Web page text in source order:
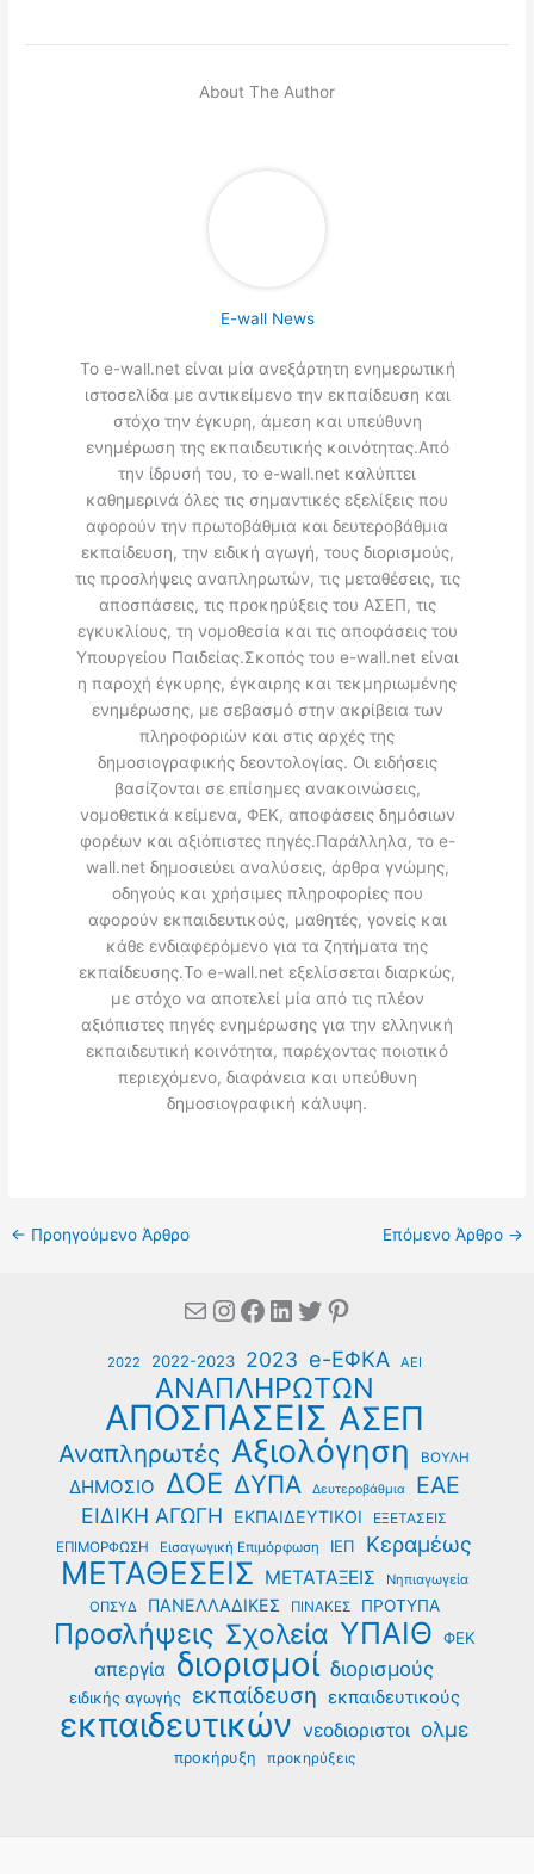
About The Author
E-wall News
Το e-wall.net είναι μία ανεξάρτητη ενημερωτική
ιστοσελίδα με αντικείμενο την εκπαίδευση και
στόχο την έγκυρη, άμεση και υπεύθυνη
ενημέρωση της εκπαιδευτικής κοινότητας.Από
την ίδρυσή του, το e-wall.net καλύπτει
καθημερινά όλες τις σημαντικές εξελίξεις που
αφορούν την πρωτοβάθμια και δευτεροβάθμια
εκπαίδευση, την ειδική αγωγή, τους διορισμούς,
τις προσλήψεις αναπληρωτών, τις μεταθέσεις, τις
αποσπάσεις, τις προκηρύξεις του ΑΣΕΠ, τις
εγκυκλίους, τη νομοθεσία και τις αποφάσεις του
Υπουργείου Παιδείας.Σκοπός του e-wall.net είναι
η παροχή έγκυρης, έγκαιρης και τεκμηριωμένης
ενημέρωσης, με σεβασμό στην ακρίβεια των
πληροφοριών και στις αρχές της
δημοσιογραφικής δεοντολογίας. Οι ειδήσεις
βασίζονται σε επίσημες ανακοινώσεις,
νομοθετικά κείμενα, ΦΕΚ, αποφάσεις δημόσιων
φορέων και αξιόπιστες πηγές.Παράλληλα, το e-
wall.net δημοσιεύει αναλύσεις, άρθρα γνώμης,
οδηγούς και χρήσιμες πληροφορίες που
αφορούν εκπαιδευτικούς, μαθητές, γονείς και
κάθε ενδιαφερόμενο για τα ζητήματα της
εκπαίδευσης.Το e-wall.net εξελίσσεται διαρκώς,
με στόχο να αποτελεί μία από τις πλέον
αξιόπιστες πηγές ενημέρωσης για την ελληνική
εκπαιδευτική κοινότητα, παρέχοντας ποιοτικό
περιεχόμενο, διαφάνεια και υπεύθυνη
δημοσιογραφική κάλυψη.
← Προηγούμενο Άρθρο Επόμενο Άρθρο →
MailInstagram
Facebook
Linkedin
Twitter
Pinterest
2022 2022-2023 2023 e-ΕΦΚΑ ΑΕΙ
ΑΝΑΠΛΗΡΩΤΩΝ
ΑΠΟΣΠΑΣΕΙΣ ΑΣΕΠ
Αναπληρωτές Αξιολόγηση ΒΟΥΛΗ
ΔΗΜΟΣΙΟ ΔΟΕ ΔΥΠΑ Δευτεροβάθμια ΕΑΕ
ΕΙΔΙΚΗ ΑΓΩΓΗ ΕΚΠΑΙΔΕΥΤΙΚΟΙ ΕΞΕΤΑΣΕΙΣ
ΕΠΙΜΟΡΦΩΣΗ Εισαγωγική Επιμόρφωση ΙΕΠ Κεραμέως
ΜΕΤΑΘΕΣΕΙΣ ΜΕΤΑΤΑΞΕΙΣ
Νηπιαγωγεία
ΟΠΣΥΔ
ΠΑΝΕΛΛΑΔΙΚΕΣ ΠΙΝΑΚΕΣ ΠΡΟΤΥΠΑ
Προσλήψεις Σχολεία ΥΠΑΙΘ ΦΕΚ
απεργία διορισμοί διορισμούς
ειδικής αγωγής εκπαίδευση εκπαιδευτικούς
εκπαιδευτικών νεοδιοριστοι ολμε
προκήρυξη προκηρύξεις